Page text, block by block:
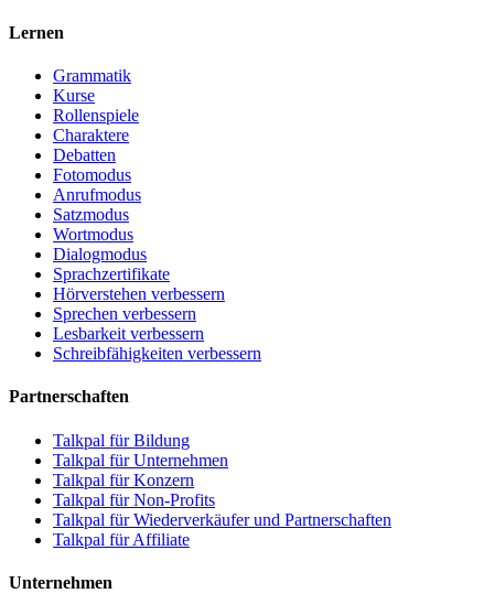
Lernen
Grammatik
Kurse
Rollenspiele
Charaktere
Debatten
Fotomodus
Anrufmodus
Satzmodus
Wortmodus
Dialogmodus
Sprachzertifikate
Hörverstehen verbessern
Sprechen verbessern
Lesbarkeit verbessern
Schreibfähigkeiten verbessern
Partnerschaften
Talkpal für Bildung
Talkpal für Unternehmen
Talkpal für Konzern
Talkpal für Non-Profits
Talkpal für Wiederverkäufer und Partnerschaften
Talkpal für Affiliate
Unternehmen